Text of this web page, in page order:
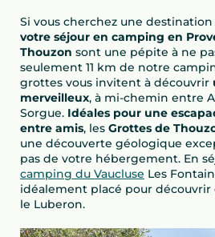
Si vous cherchez une
votre séjour en camping en
Thouzon sont une pépite à ne
seulement 11 km de notre
grottes vous invitent à découvrir
merveilleux, à mi-chemin entre
Sorgue. Idéales pour une
entre amis, les Grottes de
une découverte géologique
pas de votre hébergement. En
camping du Vaucluse Les
idéalement placé pour découvrir
le Luberon.